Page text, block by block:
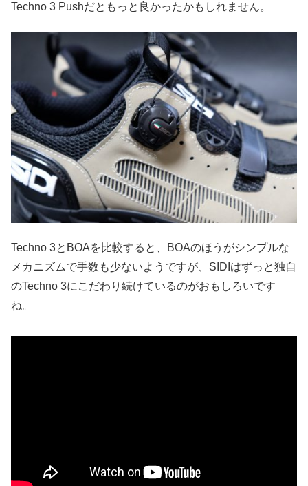
Techno 3 Pushだともっと良かったかもしれません。
Techno 3とBOAを比較すると、BOAのほうがシンプルな
メカニズムで手数も少ないようですが、SIDIはずっと独自
のTechno 3にこだわり続けているのがおもしろいです
ね。